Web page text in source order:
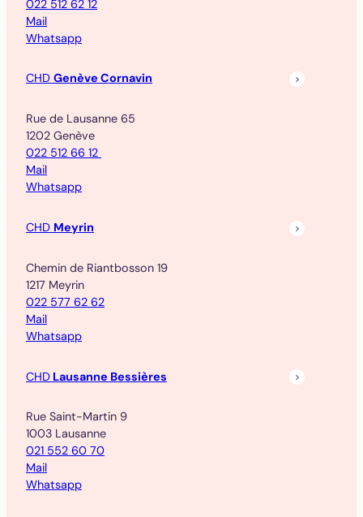
022 512 62 12
Mail
Whatsapp
CHD Genève Cornavin
Rue de Lausanne 65
1202 Genève
022 512 66 12
Mail
Whatsapp
CHD Meyrin
Chemin de Riantbosson 19
1217 Meyrin
022 577 62 62
Mail
Whatsapp
CHD Lausanne Bessières
Rue Saint-Martin 9
1003 Lausanne
021 552 60 70
Mail
Whatsapp